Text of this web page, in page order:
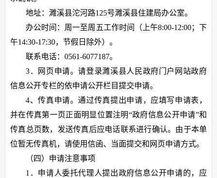
地址：濉溪县沱河路125号濉溪县住建局办公室。
办公时间：周一至周五工作时间（上午8:00-12:00；下
午14:30-17:30，节假日除外）。
联系电话：0561-6077187。
3．网页申请。请登录濉溪县人民政府门户网站政府
信息公开专栏的依申请公开栏目提交申请。
4、传真申请。通过传真提出申请，应填写申请表，
并在传真第一页正面明显位置注明“政府信息公开申请”和
传真总页数，发送传真后应电话联系进行确认。由于本单
位暂无传真机，请使用信函、当面提交和网页申请方式。
（四）申请注意事项
1．申请人委托代理人提出政府信息公开申请的，应